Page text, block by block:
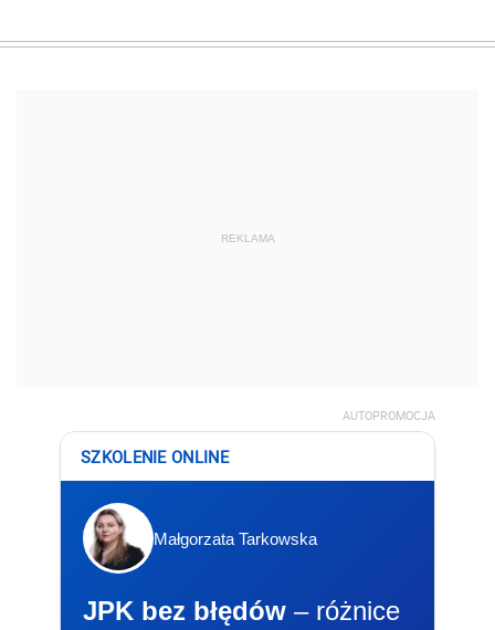
REKLAMA
AUTOPROMOCJA
SZKOLENIE ONLINE
Małgorzata Tarkowska
JPK bez błędów – różnice